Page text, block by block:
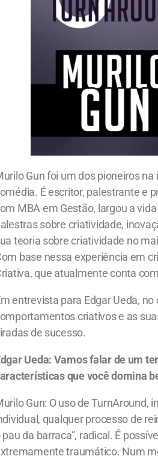
Gun foi um dos pioneiros
É escritor, palestrante e
MBA em Gestão, largou a
sobre criatividade,
teoria sobre criatividade no
base nessa experiência em
que atualmente conta
entrevista para Edgar Ueda,
criativos e as
de sucesso.
Ueda: Vamos falar de um
que você domina
Gun: O uso de TurnAround,
qualquer processo de
pau da barraca”, radical. É
traumático. Num